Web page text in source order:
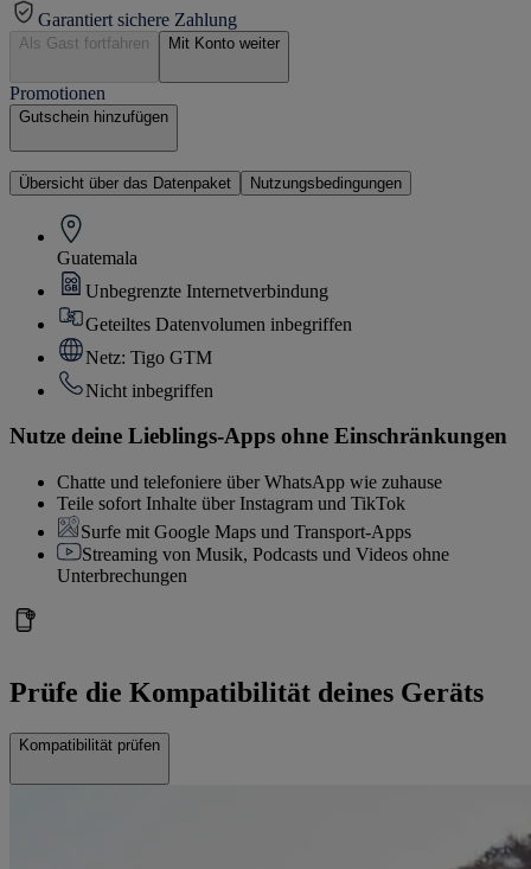
Garantiert sichere Zahlung
Als Gast fortfahren Mit Konto weiter
Promotionen
Gutschein hinzufügen
Übersicht über das Datenpaket Nutzungsbedingungen
Guatemala
Unbegrenzte Internetverbindung
Geteiltes Datenvolumen inbegriffen
Netz: Tigo GTM
Nicht inbegriffen
Nutze deine Lieblings-Apps ohne Einschränkungen
Chatte und telefoniere über WhatsApp wie zuhause
Teile sofort Inhalte über Instagram und TikTok
Surfe mit Google Maps und Transport-Apps
Streaming von Musik, Podcasts und Videos ohne
Unterbrechungen
Prüfe die Kompatibilität deines Geräts
Kompatibilität prüfen